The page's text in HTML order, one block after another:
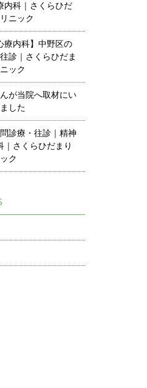
内科｜さくらひだ
ニック
療内科】中野区の
診｜さくらひだま
ック
が当院へ取材にい
した
診療・往診｜精神
｜さくらひだまり
ク